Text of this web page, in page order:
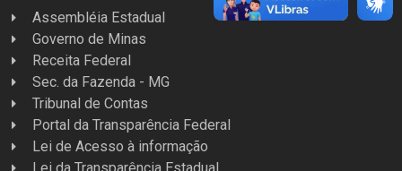
Assembléia Estadual
Governo de Minas
Receita Federal
Sec. da Fazenda - MG
Tribunal de Contas
Portal da Transparência Federal
Lei de Acesso à informação
Lei da Transparência Estadual